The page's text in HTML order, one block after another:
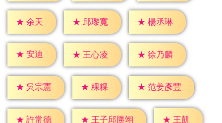
★ 余天 ★ 邱瓈寬 ★ 楊丞琳
★ 安迪 ★ 王心凌 ★ 徐乃麟
★ 吳宗憲 ★ 粿粿 ★ 范姜彥豐
★ 許常德 ★ 王子邱勝翊 ★ 王凱